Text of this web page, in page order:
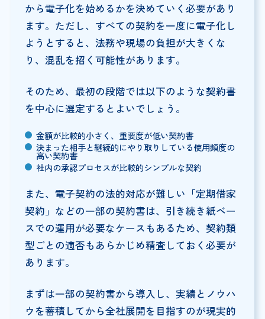
から電子化を始めるかを決めていく必要があり
ます。ただし、すべての契約を一度に電子化し
ようとすると、法務や現場の負担が大きくな
り、混乱を招く可能性があります。
そのため、最初の段階では以下のような契約書
を中心に選定するとよいでしょう。
金額が比較的小さく、重要度が低い契約書
決まった相手と継続的にやり取りしている使用頻度の
高い契約書
社内の承認プロセスが比較的シンプルな契約
また、電子契約の法的対応が難しい「定期借家
契約」などの一部の契約書は、引き続き紙ベー
スでの運用が必要なケースもあるため、契約類
型ごとの適否もあらかじめ精査しておく必要が
あります。
まずは一部の契約書から導入し、実績とノウハ
ウを蓄積してから全社展開を目指すのが現実的